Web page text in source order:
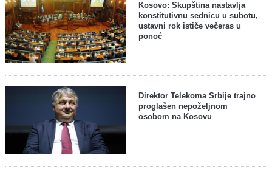
Kosovo: Skupština nastavlja
konstitutivnu sednicu u subotu,
ustavni rok ističe večeras u
ponoć
Direktor Telekoma Srbije trajno
proglašen nepoželjnom
osobom na Kosovu